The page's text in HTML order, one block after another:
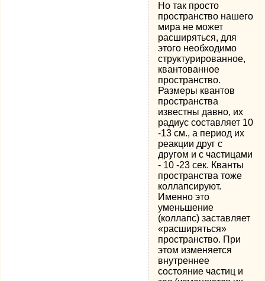
Но так просто
пространство нашего
мира не может
расширяться, для
этого необходимо
структурированное,
квантованное
пространство.
Размеры квантов
пространства
известны давно, их
радиус составляет 10
-13 см., а период их
реакции друг с
другом и с частицами
- 10 -23 сек. Кванты
пространства тоже
коллапсируют.
Именно это
уменьшение
(коллапс) заставляет
«расширяться»
пространство. При
этом изменяется
внутреннее
состояние частиц и